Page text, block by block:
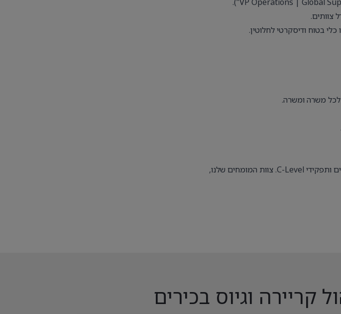
משרה ומשרה.
, המוקדש כולו להשמת מנהלים ותפקידי C-Level. צוות המומחים שלנו,
קריירה וגיוס בכירים